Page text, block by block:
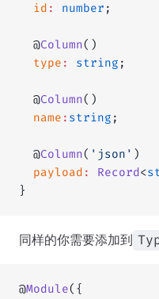
  id
: number ;
  @
Column()
  type
: string ;
  @
Column()
  name
: string ;
  @
Column( 'json' )
  payload
: Record<
}
同样的你需要添加到
@Module({